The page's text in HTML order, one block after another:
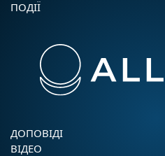
ПОДІЇ
ДОПОВIДI
ВІДЕО